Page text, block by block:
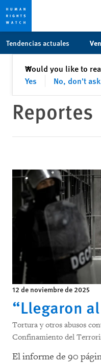
content
Tendencias actuales
Would you like to
Yes
No, don't
✕Cerrar
Reportes
12 de noviembre de 2025
“Llegaron
Tortura y otros abusos
Confinamiento del
El informe de 90